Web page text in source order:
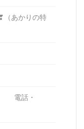
（あかりの特
電話・